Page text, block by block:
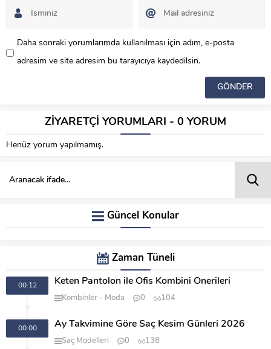
Daha sonraki yorumlarımda kullanılması için adım, e-posta
adresim ve site adresim bu tarayıcıya kaydedilsin.
ZİYARETÇİ YORUMLARI - 0 YORUM
Henüz yorum yapılmamış.
Güncel Konular
Zaman Tüneli
00:12 Keten Pantolon ile Ofis Kombini Önerileri
Kombinler Moda 0 104
00:00 Ay Takvimine Göre Saç Kesim Günleri 2026
Saç Modelleri 0 138